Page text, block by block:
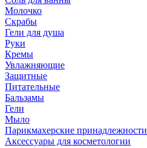
Молочко
Скрабы
Гели для душа
Руки
Кремы
Увлажняющие
Защитные
Питательные
Бальзамы
Гели
Мыло
Парикмахерские принадлежности
Аксессуары для косметологии